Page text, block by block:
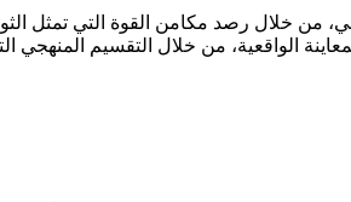
من خلال رصد مكامن القوة التي تمثل
الواقعية، من خلال التقسيم المنهجي